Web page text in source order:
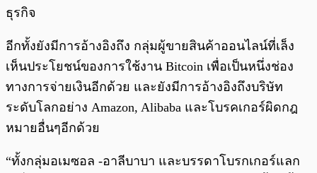
ธุรกิจ
อีกทั้งยังมีการอ้างอิงถึง กลุ่มผู้ขายสินค้าออนไลน์ที่เล็ง
เห็นประโยชน์ของการใช้งาน Bitcoin เพื่อเป็นหนึ่งช่อง
ทางการจ่ายเงินอีกด้วย และยังมีการอ้างอิงถึงบริษัท
ระดับโลกอย่าง Amazon, Alibaba และโบรคเกอร์ผิดกฎ
หมายอื่นๆอีกด้วย
“ทั้งกลุ่มอเมซอล -อาลีบาบา และบรรดาโบรกเกอร์แลก